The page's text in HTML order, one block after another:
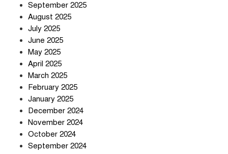
September 2025
August 2025
July 2025
June 2025
May 2025
April 2025
March 2025
February 2025
January 2025
December 2024
November 2024
October 2024
September 2024